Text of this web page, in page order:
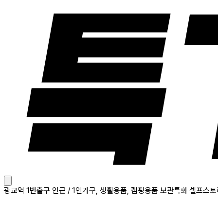
광교역 1번출구 인근 / 1인가구, 생활용품, 캠핑용품 보관특화 셀프스